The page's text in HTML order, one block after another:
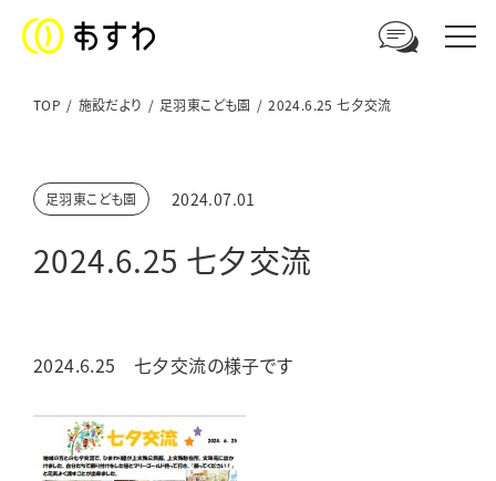
ご相談やお問い合わせはこちら
電話からのお問い合わせ
ウェブからのお問い合わせ
メールフォーム
TOP 施設だより 足羽東こども園 2024.6.25 七夕交流
足羽東こども園 2024.07.01
2024.6.25 七夕交流
2024.6.25 七夕交流の様子です